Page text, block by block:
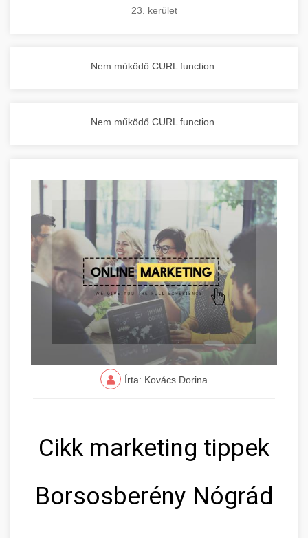
23. kerület
Nem működő CURL function.
Nem működő CURL function.
Írta: Kovács Dorina
Cikk marketing tippek
Borsosberény Nógrád